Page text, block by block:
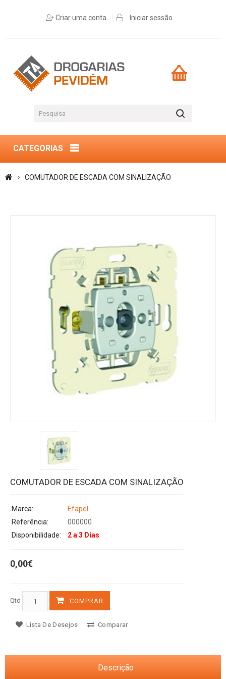
Criar uma conta Iniciar sessão
CATEGORIAS
COMUTADOR DE ESCADA COM SINALIZAÇÃO
COMUTADOR DE ESCADA COM SINALIZAÇÃO
Marca:
Efapel
Referência:
000000
Disponibilidade:
2 a 3 Dias
0,00€
Qtd COMPRAR
Lista De Desejos Comparar
Descrição